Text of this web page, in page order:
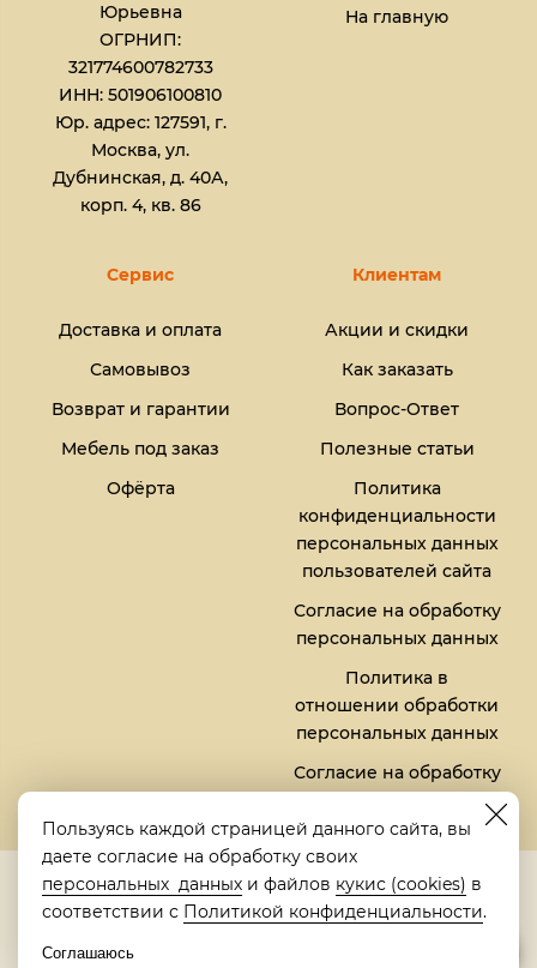
Юрьевна​
ОГРНИП:
321774600782733
ИНН: 501906100810
Юр. адрес: 127591, г.
Москва, ул.
Дубнинская, д. 40А,
корп. 4, кв. 86
На главную
Сервис
Доставка и оплата
Самовывоз
Возврат и гарантии
Мебель под заказ
Офёрта
Клиентам
Акции и скидки
Как заказать
Вопрос-Ответ
Полезные статьи
Политика
конфиденциальности
персональных данных
пользователей сайта
Согласие на обработку
персональных данных
Политика в
отношении обработки
персональных данных
Согласие на обработку
файлов кукис (cookies)
5,0
Рейтинг в Яндексе
Пользуясь каждой страницей данного сайта, вы
даете согласие на обработку своих
персональных данных и файлов кукис (cookies) в
соответствии с Политикой конфиденциальности.
Соглашаюсь